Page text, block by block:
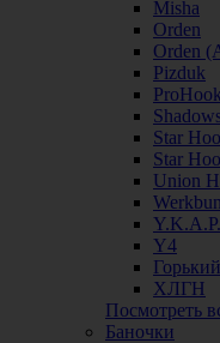
Misha
Orden
Orden
Pizduk
Star
Star
Union
Y.K.A.P.
Y4
Горький
ХЛГН
Посмотреть
Баночки